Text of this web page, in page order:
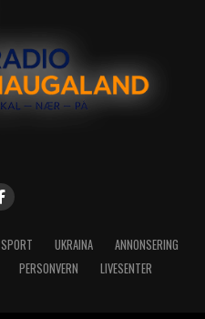
SPORT UKRAINA
ANNONSERING
PERSONVERN LIVESENTER